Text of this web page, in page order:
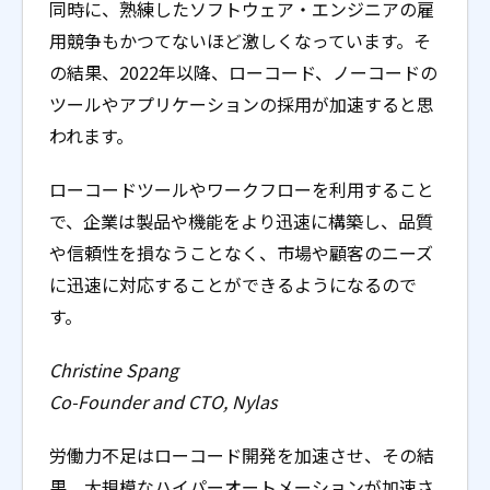
同時に、熟練したソフトウェア・エンジニアの雇
用競争もかつてないほど激しくなっています。そ
の結果、2022年以降、ローコード、ノーコードの
ツールやアプリケーションの採用が加速すると思
われます。
ローコードツールやワークフローを利用すること
で、企業は製品や機能をより迅速に構築し、品質
や信頼性を損なうことなく、市場や顧客のニーズ
に迅速に対応することができるようになるので
す。
Christine Spang
Co-Founder and CTO, Nylas
労働力不足はローコード開発を加速させ、その結